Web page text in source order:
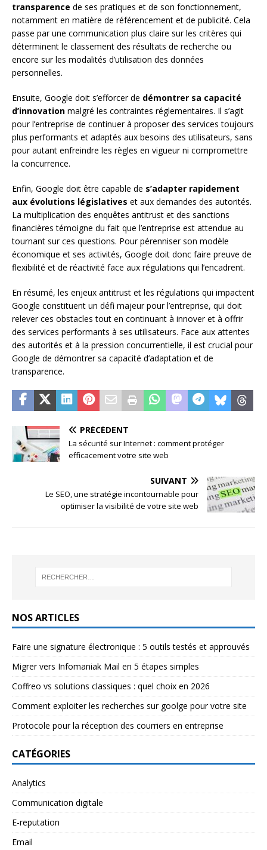
transparence de ses pratiques et de son fonctionnement,
notamment en matière de référencement et de publicité. Cela
passe par une communication plus claire sur les critères qui
déterminent le classement des résultats de recherche ou
encore sur les modalités d’utilisation des données
personnelles.
Ensuite, Google doit s’efforcer de démontrer sa capacité
d’innovation malgré les contraintes réglementaires. Il s’agit
pour l’entreprise de continuer à proposer des services toujours
plus performants et adaptés aux besoins des utilisateurs, sans
pour autant enfreindre les règles en vigueur ni compromettre
la concurrence.
Enfin, Google doit être capable de s’adapter rapidement
aux évolutions législatives et aux demandes des autorités.
La multiplication des enquêtes antitrust et des sanctions
financières témoigne du fait que l’entreprise est attendue au
tournant sur ces questions. Pour pérenniser son modèle
économique et ses activités, Google doit donc faire preuve de
flexibilité et de réactivité face aux régulations qui l’encadrent.
En résumé, les enjeux antitrust et les régulations qui impactent
Google constituent un défi majeur pour l’entreprise, qui doit
relever ces obstacles tout en continuant à innover et à offrir
des services performants à ses utilisateurs. Face aux attentes
des autorités et à la pression concurrentielle, il est crucial pour
Google de démontrer sa capacité d’adaptation et de
transparence.
PRÉCÉDENT
La sécurité sur Internet : comment protéger
efficacement votre site web
SUIVANT
Le SEO, une stratégie incontournable pour
optimiser la visibilité de votre site web
NOS ARTICLES
Faire une signature électronique : 5 outils testés et approuvés
Migrer vers Infomaniak Mail en 5 étapes simples
Coffreo vs solutions classiques : quel choix en 2026
Comment exploiter les recherches sur goolge pour votre site
Protocole pour la réception des courriers en entreprise
CATÉGORIES
Analytics
Communication digitale
E-reputation
Email